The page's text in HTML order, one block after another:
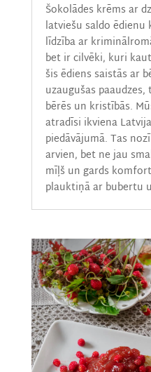
Šokolādes krēms ar
latviešu saldo ēdienu
līdzība ar
bet ir cilvēki, kuri
šis ēdiens saistās ar
uzaugušas
bērēs un kristībās.
atradīsi ikviena
piedāvājumā. Tas
arvien, bet ne jau
mīļš un gards
plauktiņā ar bubertu